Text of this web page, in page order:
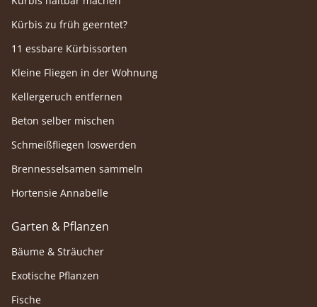
Kürbis zu früh geerntet?
11 essbare Kürbissorten
Kleine Fliegen in der Wohnung
Kellergeruch entfernen
Beton selber mischen
Schmeißfliegen loswerden
Brennesselsamen sammeln
Hortensie Annabelle
Garten & Pflanzen
Bäume & Sträucher
Exotische Pflanzen
Fische